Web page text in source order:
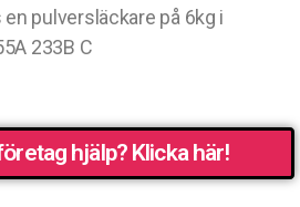
pulversläckare på 6kg i
233B C
hjälp? Klicka här!